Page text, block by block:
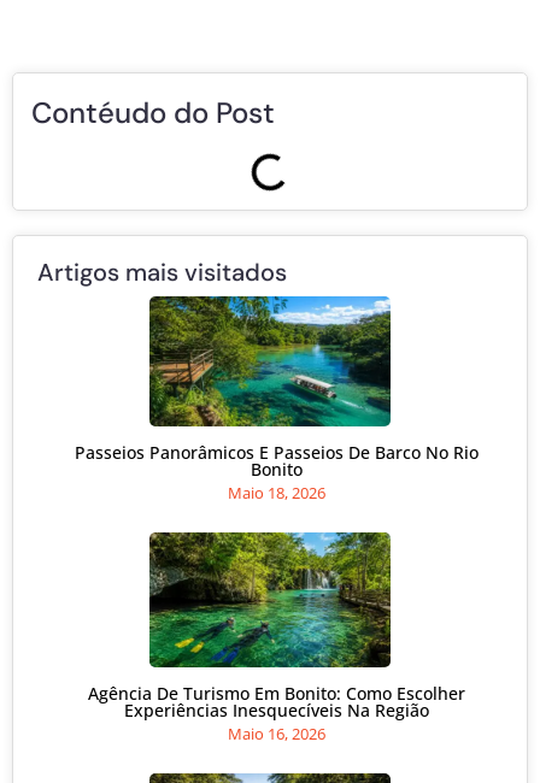
Contéudo do Post
Artigos mais visitados
Passeios Panorâmicos E Passeios De Barco No Rio
Bonito
Maio 18, 2026
Agência De Turismo Em Bonito: Como Escolher
Experiências Inesquecíveis Na Região
Maio 16, 2026